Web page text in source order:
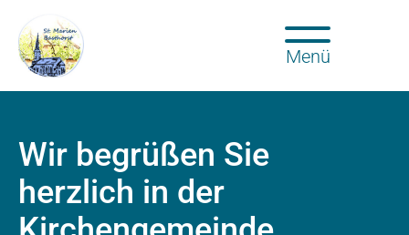
Menü
Wir begrüßen Sie
herzlich in der